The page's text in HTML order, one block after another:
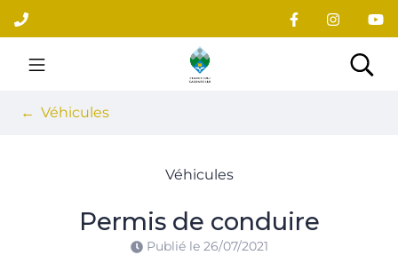
Aller
au
contenu
Site officiel du village
Véhicules
Véhicules
Permis de conduire
Publié le 26/07/2021